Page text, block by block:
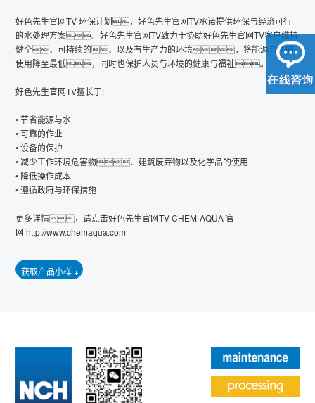
好色先生官网TV研讨会
好色先生官网TV 环保计划，好色先生官网TV承诺提供环保与经济可行
的水处理方案。好色先生官网TV致力于协助好色先生官网TV客户维持
健全、可持续的、以及有生产力的环境，将能源与水的
使用降至最低，同时也保护人员与环境的健康与福祉。
好色先生官网TV擅长于:
• 节省能源与水
• 可靠的作业
• 设备的保护
• 减少工作环境危害物、建筑废弃物以及化学品的使用
• 降低操作成本
• 遵循政府与环保措施
更多详情，请点击好色先生官网TV CHEM-AQUA 官
网http://www.chemaqua.com
获取产品小样 +